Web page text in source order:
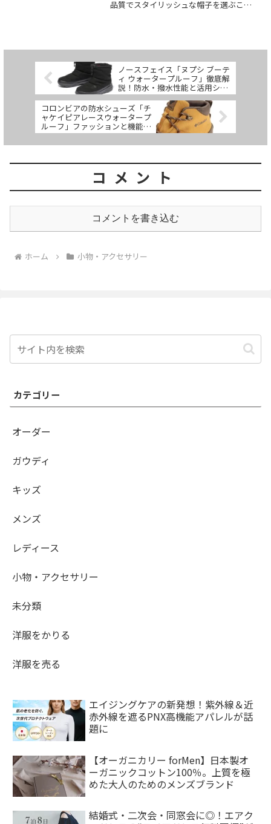
品質でスタイリッシュな帽子を選ぶこと
メントストアです。豊富な帽子の種類と
洗練されたデザイン、リーズナブルな価
格が魅力で、ジェントルマンの装いを引
き立てます。
ノースフェイス「ヌプシ ブーテ
ィ ウォータープルーフ」徹底解
説！防水・撥水性能と活用シー
ンを紹介
コロンビアの防水シューズ「チ
ャケイピアレースウォータープ
ルーフ」ファッションと機能性
を兼ね備えた一足
コメント
コメントを書き込む
ホーム 小物・アクセサリー
カテゴリー
オーダー
ガウディ
キッズ
メンズ
レディース
小物・アクセサリー
未分類
洋服をかりる
洋服を売る
エイジングケアの新発想！紫外線＆近
赤外線を遮るPNX高機能アパレルが話
題に
【オーガニカリー forMen】日本製オ
ーガニックコットン100％。上質を極
めた大人のためのメンズブランド
結婚式・二次会・同窓会に◎！エアク